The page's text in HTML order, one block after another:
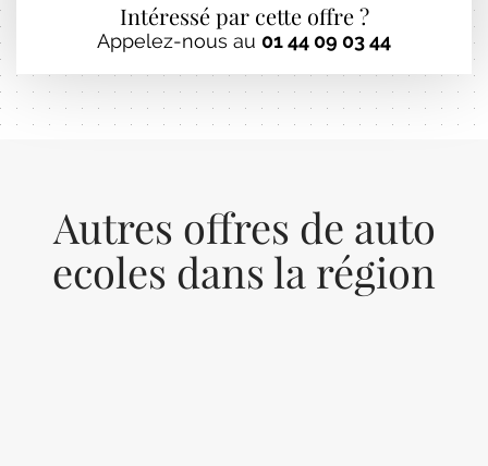
Intéressé par cette offre ?
Appelez-nous au 01 44 09 03 44
Autres offres de auto
ecoles dans la région